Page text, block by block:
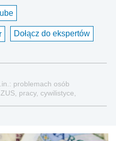
Dołącz do ekspertów
problemach osób
pracy, cywilistyce,